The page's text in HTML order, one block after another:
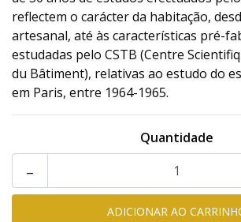
reflectem o carácter da habitação,
artesanal, até às características pré-
estudadas pelo CSTB (Centre
du Bâtiment), relativas ao estudo do
em Paris, entre 1964-1965.
Quantidade
-